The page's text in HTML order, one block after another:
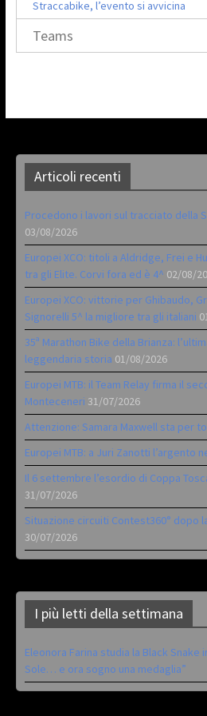
Straccabike, l’evento si avvicina
Teams
Articoli recenti
Procedono i lavori sul tracciato della
03/08/2026
Europei XCO: titoli a Aldridge, Frei e
tra gli Elite. Corvi fora ed è 4^ 02/08/
Europei XCO: vittorie per Ghibaudo,
Signorelli 5^ la migliore tra gli italiani
35ª Marathon Bike della Brianza:
leggendaria storia 01/08/2026
Europei MTB: il Team Relay firma il
Monteceneri 31/07/2026
Attenzione: Samara Maxwell sta per
Europei MTB: a Juri Zanotti l’argento
Il 6 settembre l’esordio di Coppa
31/07/2026
Situazione circuiti Contest360° dopo
30/07/2026
I più letti della settimana
Eleonora Farina studia la Black Snake
Sole… e ora sogno una medaglia”